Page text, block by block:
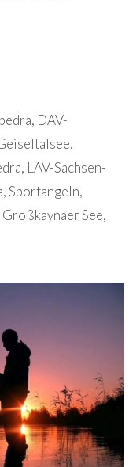
, DAV-
,
, LAV-Sachsen-
,Sportangeln,
See,